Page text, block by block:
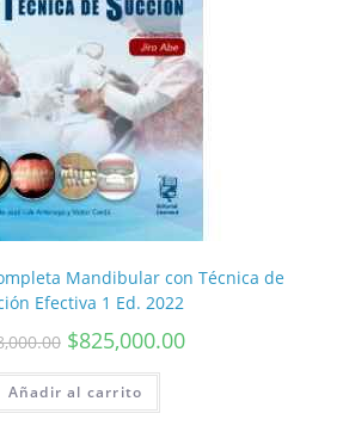
Mandibular con Técnica de
Efectiva 1 Ed. 2022
$825,000.00
Añadir al carrito